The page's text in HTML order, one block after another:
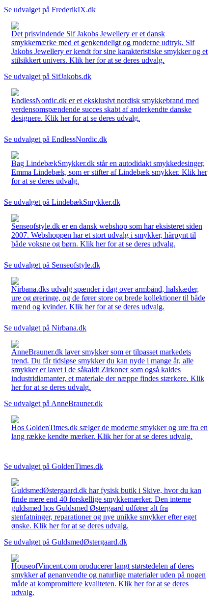
Se udvalget på FrederikIX.dk
Det prisvindende Sif Jakobs Jewellery er et dansk
smykkemærke med et genkendeligt og moderne udtryk. Sif
Jakobs Jewellery er kendt for sine karakteristiske smykker og et
stilsikkert univers. Klik her for at se deres udvalg.
Se udvalget på SifJakobs.dk
EndlessNordic.dk er et eksklusivt nordisk smykkebrand med
verdensomspændende succes skabt af anderkendte danske
designere. Klik her for at se deres udvalg.
Se udvalget på EndlessNordic.dk
Bag LindebækSmykker.dk står en autodidakt smykkedesinger,
Emma Lindebæk, som er stifter af Lindebæk smykker. Klik her
for at se deres udvalg.
Se udvalget på LindebækSmykker.dk
Senseofstyle.dk er en dansk webshop som har eksisteret siden
2007. Webshoppen har et stort udvalg i smykker, hårpynt til
både voksne og børn. Klik her for at se deres udvalg.
Se udvalget på Senseofstyle.dk
Nirbana.dks udvalg spænder i dag over armbånd, halskæder,
ure og øreringe, og de fører store og brede kollektioner til både
mænd og kvinder. Klik her for at se deres udvalg.
Se udvalget på Nirbana.dk
AnneBrauner.dk laver smykker som er tilpasset markedets
trend. Du får tidsløse smykker du kan nyde i mange år, alle
smykker er lavet i de såkaldt Zirkoner som også kaldes
industridiamanter, et materiale der næppe findes stærkere. Klik
her for at se deres udvalg.
Se udvalget på AnneBrauner.dk
Hos GoldenTimes.dk sælger de moderne smykker og ure fra en
lang række kendte mærker. Klik her for at se deres udvalg.
Se udvalget på GoldenTimes.dk
GuldsmedØstergaard.dk har fysisk butik i Skive, hvor du kan
finde mere end 40 forskellige smykkemærker. Den interne
guldsmed hos Guldsmed Østergaard udfører alt fra
stenfatninger, reparationer og nye unikke smykker efter eget
ønske. Klik her for at se deres udvalg.
Se udvalget på GuldsmedØstergaard.dk
HouseofVincent.com producerer langt størstedelen af deres
smykker af genanvendte og naturlige materialer uden på nogen
måde at kompromittere kvaliteten. Klik her for at se deres
udvalg.